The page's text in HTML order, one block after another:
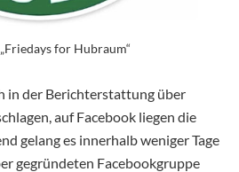
for Hubraum“
in der Berichterstattung über
auf Facebook liegen die
gelang es innerhalb weniger Tage
gegründeten Facebookgruppe